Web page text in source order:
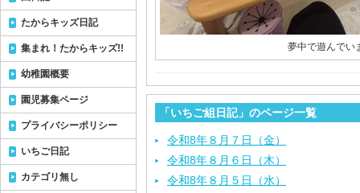
夢中で遊んでい
「いちご組日記」のページ一覧
令和8年８月７日（金）
令和8年８月６日（木）
令和8年８月５日（水）
たからキッズ日記
集まれ！たからキッズ!!
幼稚園概要
園児募集ページ
プライバシーポリシー
いちご日記
カテゴリ無し